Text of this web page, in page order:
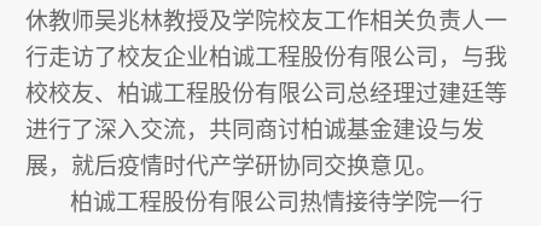
休教师吴兆林教授及学院校友工作相关负责人一
行走访了校友企业柏诚工程股份有限公司，与我
校校友、柏诚工程股份有限公司总经理过建廷等
进行了深入交流，共同商讨柏诚基金建设与发
展，就后疫情时代产学研协同交换意见。
柏诚工程股份有限公司热情接待学院一行